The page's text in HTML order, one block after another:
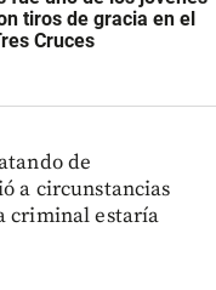
tiros de gracia en el
Cruces
de
a circunstancias
criminal estaría